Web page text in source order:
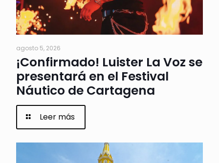
agosto 5, 2026
¡Confirmado! Luister La Voz se
presentará en el Festival
Náutico de Cartagena
Leer más